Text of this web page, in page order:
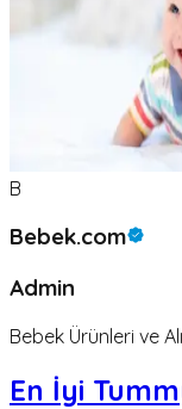
B
Bebek.com
Admin
Bebek Ürünleri ve
En İyi